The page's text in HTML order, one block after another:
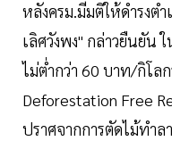
หลังครม.มีมติให้ดำรงต
เลิศวังพง" กล่าวยืนยัน
ไม่ตํ่ากว่า 60 บาท/กิโล
Deforestation Free
ปราศจากการตัดไม้ทำ